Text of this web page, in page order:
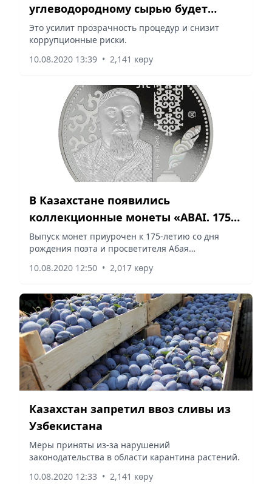
углеводородному сырью будет
предоставляться через электронные
аукционы
Это усилит прозрачность процедур и снизит
коррупционные риски.
10.08.2020 13:39 • 2,141 көру
В Казахстане появились
коллекционные монеты «ABAI. 175
JYL»
Выпуск монет приурочен к 175-летию со дня
рождения поэта и просветителя Абая
10.08.2020 12:50 • 2,017 көру
Казахстан запретил ввоз сливы из
Узбекистана
Меры приняты из-за нарушений
законодательства в области карантина растений.
10.08.2020 12:33 • 2,141 көру